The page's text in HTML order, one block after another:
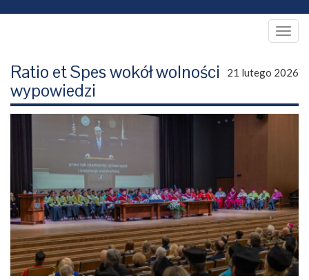
21 lutego 2026
Ratio et Spes wokół wolności
wypowiedzi